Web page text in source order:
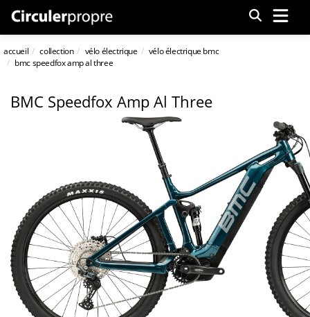
Menu
accueil collection vélo électrique
vélo électrique bmc
bmc speedfox amp al three
BMC Speedfox Amp Al Three